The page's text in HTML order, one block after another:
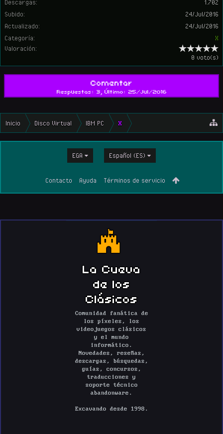
Descargas:
1.702
Subido:
24/Jul/2016
Actualizado:
24/Jul/2016
Categoría:
X
Valoración:
0 voto(s)
Comentar
Respuestas: 3, Último: 25/Jul/2016
Inicio Disco Virtual IBM PC X
EGA Español (ES)
Contacto Ayuda Términos de servicio
La Cueva
de los
Clásicos
Comunidad fanática de
los píxeles, los
videojuegos clásicos
y el mundo
informático.
Novedades, reseñas,
descargas, búsquedas,
guías, concursos,
traducciones y
soporte técnico
abandonware.
Excavando desde 1998.